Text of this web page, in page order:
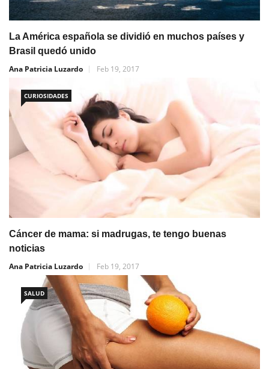
La América española se dividió en muchos países y
Brasil quedó unido
Ana Patricia Luzardo
Feb 19, 2017
CURIOSIDADES
Cáncer de mama: si madrugas, te tengo buenas
noticias
Ana Patricia Luzardo
Feb 19, 2017
SALUD